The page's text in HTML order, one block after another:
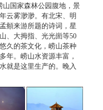
山国家森林公园腹地，景
云雾渺渺。有北宋、明
頫来游所题的诗词，星
、大拇指、光光崮等50
久的茶文化，崂山茶种
年。崂山水资源丰富，
就是这里生产的。晚入